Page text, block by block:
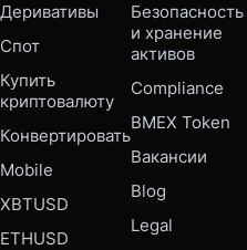
Деривативы
Спот
Купить
криптовалюту
Конвертировать
Mobile
XBTUSD
ETHUSD
Безопасность
и хранение
активов
Compliance
BMEX Token
Вакансии
Blog
Legal